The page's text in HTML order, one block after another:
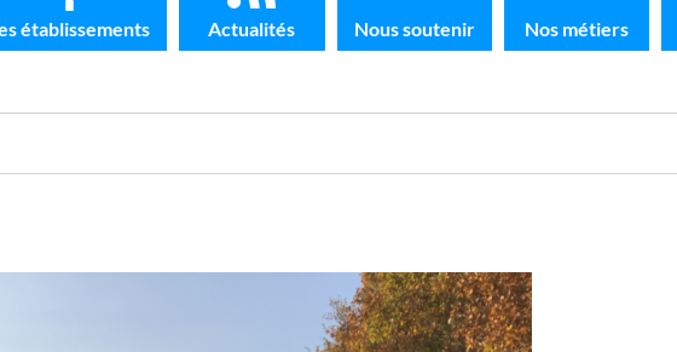
établissements Actualités Nous soutenir Nos métiers